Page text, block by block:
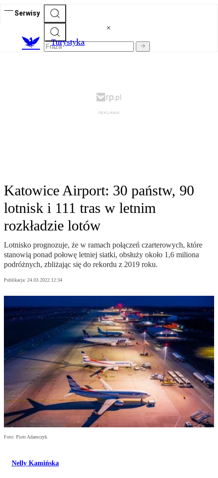
Serwisy
Turystyka
Katowice Airport: 30 państw, 90
lotnisk i 111 tras w letnim
rozkładzie lotów
Lotnisko prognozuje, że w ramach połączeń czarterowych, które
stanowią ponad połowę letniej siatki, obsłuży około 1,6 miliona
podróżnych, zbliżając się do rekordu z 2019 roku.
Publikacja: 24.03.2022 12:34
Foto: Piotr Adamczyk
Nelly Kamińska